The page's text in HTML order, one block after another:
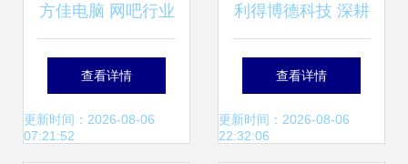
软硬件事件
方佳电脑 网吧行业
整体解决方案的管
理之道
查看详情
更新时间：2026-08-06
07:21:52
利得博德科技 深耕
计算机软硬件，赋
能数字未来
查看详情
更新时间：2026-08-06
22:32:06